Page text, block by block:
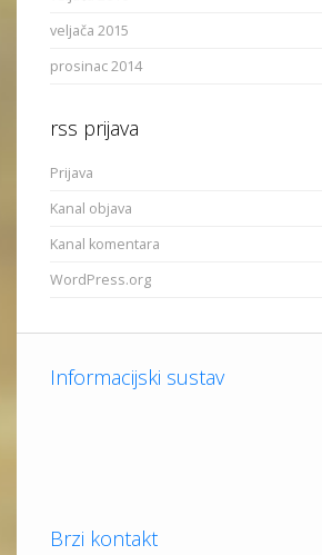
veljača 2015
prosinac 2014
rss prijava
Prijava
Kanal objava
Kanal komentara
WordPress.org
Informacijski sustav
Brzi kontakt